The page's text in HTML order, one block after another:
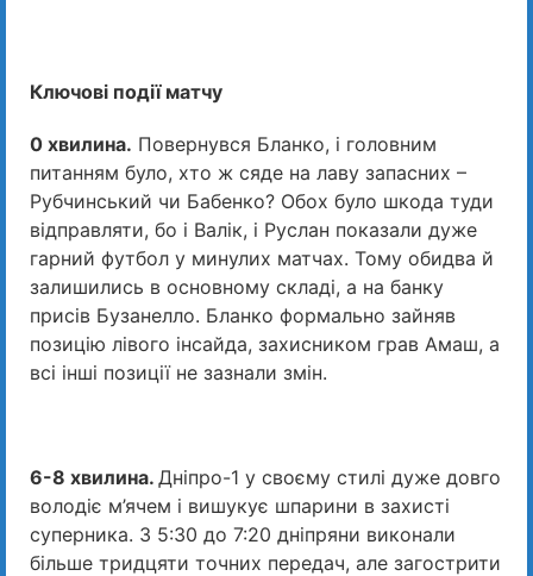
Ключові події матчу
0 хвилина. Повернувся Бланко, і головним
питанням було, хто ж сяде на лаву запасних –
Рубчинський чи Бабенко? Обох було шкода туди
відправляти, бо і Валік, і Руслан показали дуже
гарний футбол у минулих матчах. Тому обидва й
залишились в основному складі, а на банку
присів Бузанелло. Бланко формально зайняв
позицію лівого інсайда, захисником грав Амаш, а
всі інші позиції не зазнали змін.
6-8 хвилина. Дніпро-1 у своєму стилі дуже довго
володіє м’ячем і вишукує шпарини в захисті
суперника. З 5:30 до 7:20 дніпряни виконали
більше тридцяти точних передач, але загострити